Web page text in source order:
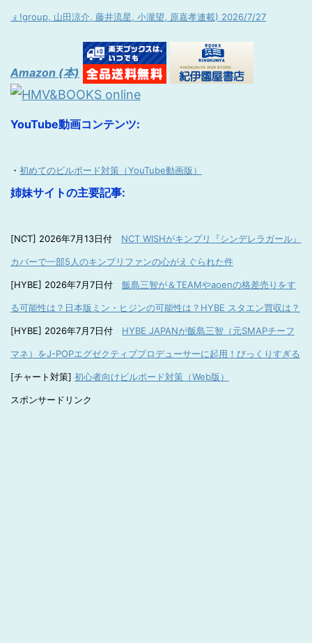
ぇ!group, 山田涼介, 藤井流星, 小瀧望, 原嘉孝連載) 2026/7/27
Amazon (本)
YouTube動画コンテンツ:
・ 初めてのビルボード対策（YouTube動画版）
姉妹サイトの主要記事:
[NCT] 2026年7月13日付 NCT WISHがキンプリ『シンデレラガール』
カバーで一部5人のキンプリファンの心がえぐられた件
[HYBE] 2026年7月7日付 飯島三智が＆TEAMやaoenの格差売りをす
る可能性は？日本版ミン・ヒジンの可能性は？HYBE スタエン買収は？
[HYBE] 2026年7月7日付 HYBE JAPANが飯島三智（元SMAPチーフ
マネ）をJ-POPエグゼクティブプロデューサーに起用！びっくりすぎる
[チャート対策] 初心者向けビルボード対策（Web版）
スポンサードリンク